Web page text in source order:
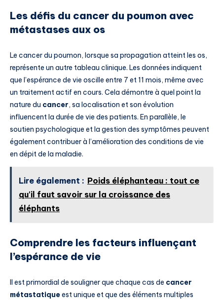
Les défis du cancer du poumon avec
métastases aux os
Le cancer du poumon, lorsque sa propagation atteint les os,
représente un autre tableau clinique. Les données indiquent
que l’espérance de vie oscille entre 7 et 11 mois, même avec
un traitement actif en cours. Cela démontre à quel point la
nature du cancer, sa localisation et son évolution
influencent la durée de vie des patients. En parallèle, le
soutien psychologique et la gestion des symptômes peuvent
également contribuer à l’amélioration des conditions de vie
en dépit de la maladie.
Lire également : Poids éléphanteau : tout ce
qu'il faut savoir sur la croissance des
éléphants
Comprendre les facteurs influençant
l’espérance de vie
Il est primordial de souligner que chaque cas de cancer
métastatiqueest unique et que des éléments multiples